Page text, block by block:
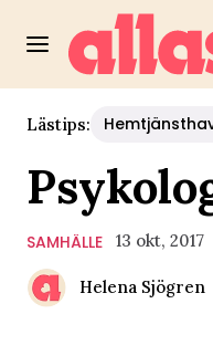
Lästips:
SAMHÄLLE 13 okt, 2017
Helena Sjögren